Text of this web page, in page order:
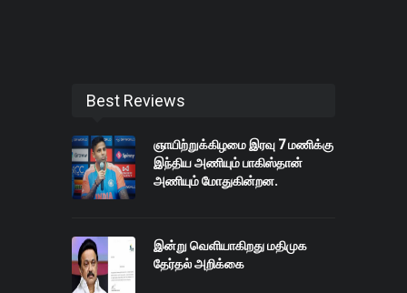
Best Reviews
ஞாயிற்றுக்கிழமை இரவு 7 மணிக்கு
இந்திய அணியும் பாகிஸ்தான்
அணியும் மோதுகின்றன.
இன்று வெளியாகிறது மதிமுக
தேர்தல் அறிக்கை